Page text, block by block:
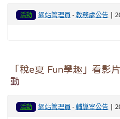
活動 網站管理員 -教務處公告 |
「稅e夏 Fun學趣」看影
動
活動 網站管理員 -輔導室公告 |